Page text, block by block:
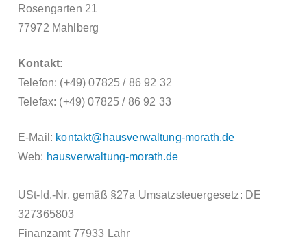
Rosengarten 21
77972 Mahlberg
Kontakt:
Telefon: (+49) 07825 / 86 92 32
Telefax: (+49) 07825 / 86 92 33
E-Mail: kontakt@hausverwaltung-morath.de
Web: hausverwaltung-morath.de
USt-Id.-Nr. gemäß §27a Umsatzsteuergesetz: DE
327365803
Finanzamt 77933 Lahr